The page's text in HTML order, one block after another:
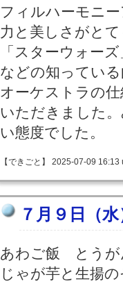
フィルハーモニ
力と美しさがと
「スターウォー
などの知ってい
オーケストラの
いただきました
い態度でした。
【できごと】 2025-07-09
７月９日（水
あわご飯 とうが
じゃが芋と生揚